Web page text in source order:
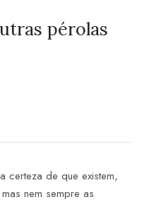
pérolas
certeza de que existem,
nem sempre as